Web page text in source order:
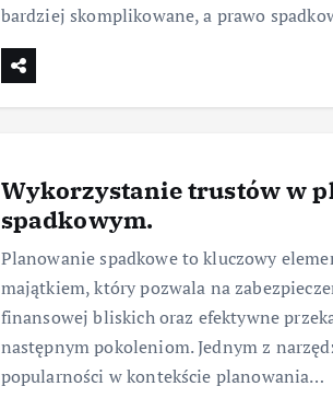
bardziej skomplikowane, a prawo
Wykorzystanie trustów w
spadkowym.
Planowanie spadkowe to kluczowy
majątkiem, który pozwala na
finansowej bliskich oraz efektywne
następnym pokoleniom. Jednym z
popularności w kontekście planowania…